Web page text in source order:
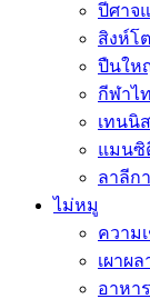
ปีศาจ
สิงห์โ
ปืนให
กีฬาไ
เทนนิส
แมนซิ
ลาลีก
ไม่หมู
ความ
เผาผ
อาหา